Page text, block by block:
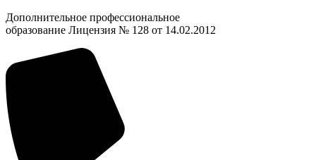
Дополнительное профессиональное
образование Лицензия № 128 от 14.02.2012